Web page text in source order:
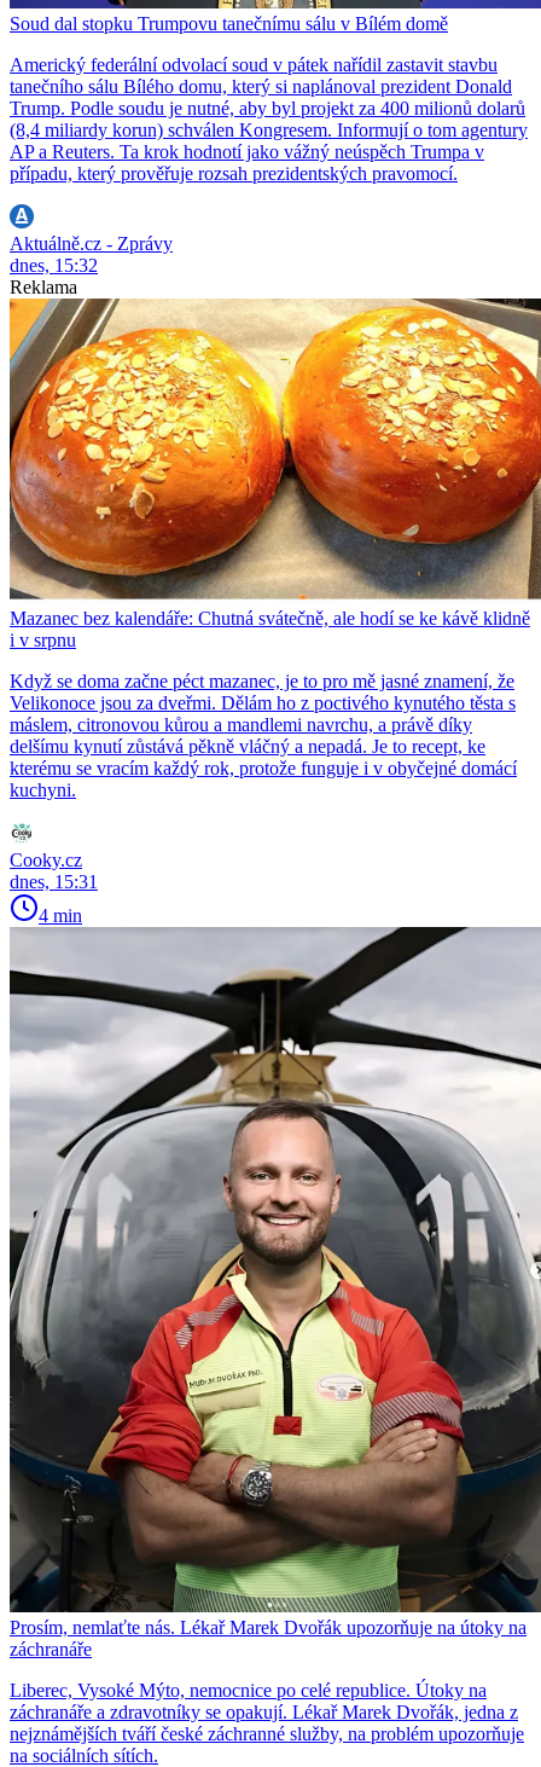
Soud dal stopku Trumpovu tanečnímu sálu v Bílém domě
Americký federální odvolací soud v pátek nařídil zastavit stavbu
tanečního sálu Bílého domu, který si naplánoval prezident Donald
Trump. Podle soudu je nutné, aby byl projekt za 400 milionů dolarů
(8,4 miliardy korun) schválen Kongresem. Informují o tom agentury
AP a Reuters. Ta krok hodnotí jako vážný neúspěch Trumpa v
případu, který prověřuje rozsah prezidentských pravomocí.
Aktuálně.cz - Zprávy
dnes, 15:32
Reklama
Mazanec bez kalendáře: Chutná svátečně, ale hodí se ke kávě klidně
i v srpnu
Když se doma začne péct mazanec, je to pro mě jasné znamení, že
Velikonoce jsou za dveřmi. Dělám ho z poctivého kynutého těsta s
máslem, citronovou kůrou a mandlemi navrchu, a právě díky
delšímu kynutí zůstává pěkně vláčný a nepadá. Je to recept, ke
kterému se vracím každý rok, protože funguje i v obyčejné domácí
kuchyni.
Cooky.cz
dnes, 15:31
4 min
Prosím, nemlaťte nás. Lékař Marek Dvořák upozorňuje na útoky na
záchranáře
Liberec, Vysoké Mýto, nemocnice po celé republice. Útoky na
záchranáře a zdravotníky se opakují. Lékař Marek Dvořák, jedna z
nejznámějších tváří české záchranné služby, na problém upozorňuje
na sociálních sítích.